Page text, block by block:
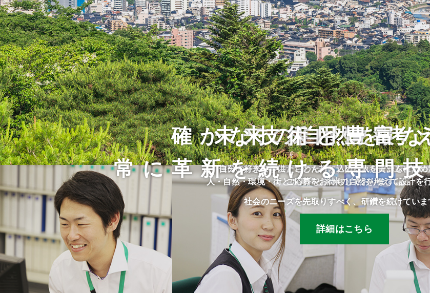
未来の自然を考
住民や将来の子供たちのために、限られた資源を有効
人・自然・環境・街との調和と未来の自然を考えて設計を
詳細はこちら
採用情報
自分の好きな事にとことん打ち込める人をチームに求
ご応募をお待ちしております。
詳細はこちら
確かな技術と豊富
常に革新を続ける専門
社会のニーズを先取りすべく、研鑽を続けていま